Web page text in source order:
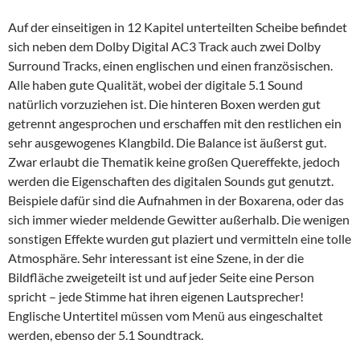
Auf der einseitigen in 12 Kapitel unterteilten Scheibe befindet
sich neben dem Dolby Digital AC3 Track auch zwei Dolby
Surround Tracks, einen englischen und einen französischen.
Alle haben gute Qualität, wobei der digitale 5.1 Sound
natürlich vorzuziehen ist. Die hinteren Boxen werden gut
getrennt angesprochen und erschaffen mit den restlichen ein
sehr ausgewogenes Klangbild. Die Balance ist äußerst gut.
Zwar erlaubt die Thematik keine großen Quereffekte, jedoch
werden die Eigenschaften des digitalen Sounds gut genutzt.
Beispiele dafür sind die Aufnahmen in der Boxarena, oder das
sich immer wieder meldende Gewitter außerhalb. Die wenigen
sonstigen Effekte wurden gut plaziert und vermitteln eine tolle
Atmosphäre. Sehr interessant ist eine Szene, in der die
Bildfläche zweigeteilt ist und auf jeder Seite eine Person
spricht – jede Stimme hat ihren eigenen Lautsprecher!
Englische Untertitel müssen vom Menü aus eingeschaltet
werden, ebenso der 5.1 Soundtrack.